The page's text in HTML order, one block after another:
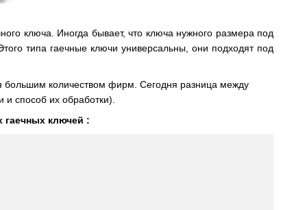
ключа. Иногда бывает, что ключа нужного размера под
типа гаечные ключи универсальны, они подходят под
большим количеством фирм. Сегодня разница между
способ их обработки).
гаечных ключей :